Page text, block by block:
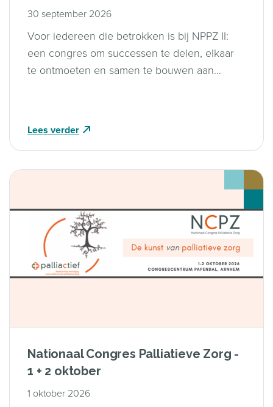
30 september 2026
Voor iedereen die betrokken is bij NPPZ II:
een congres om successen te delen, elkaar
te ontmoeten en samen te bouwen aan
Lees verder
Nationaal Congres Palliatieve Zorg -
1 + 2 oktober
1 oktober 2026